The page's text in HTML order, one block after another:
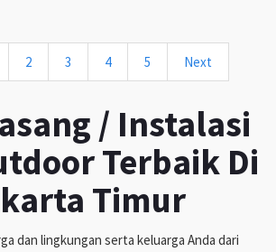
2 3 4 5 Next
/ Instalasi
Terbaik Di
Timur
dan lingkungan serta keluarga Anda dari